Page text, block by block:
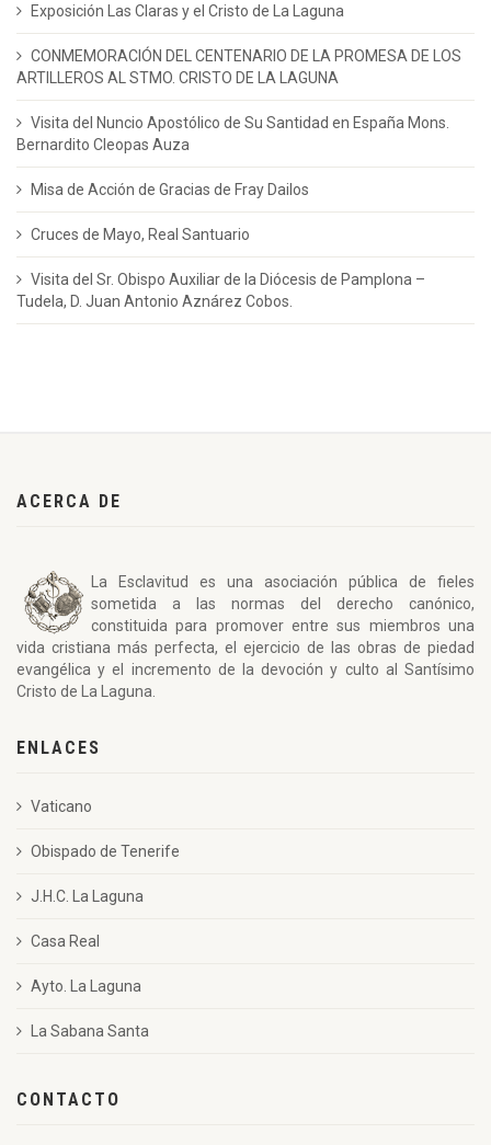
Exposición Las Claras y el Cristo de La Laguna
CONMEMORACIÓN DEL CENTENARIO DE LA PROMESA DE LOS
ARTILLEROS AL STMO. CRISTO DE LA LAGUNA
Visita del Nuncio Apostólico de Su Santidad en España Mons.
Bernardito Cleopas Auza
Misa de Acción de Gracias de Fray Dailos
Cruces de Mayo, Real Santuario
Visita del Sr. Obispo Auxiliar de la Diócesis de Pamplona –
Tudela, D. Juan Antonio Aznárez Cobos.
ACERCA DE
La Esclavitud es una asociación pública de fieles
sometida a las normas del derecho canónico,
constituida para promover entre sus miembros una
vida cristiana más perfecta, el ejercicio de las obras de piedad
evangélica y el incremento de la devoción y culto al Santísimo
Cristo de La Laguna.
ENLACES
Vaticano
Obispado de Tenerife
J.H.C. La Laguna
Casa Real
Ayto. La Laguna
La Sabana Santa
CONTACTO